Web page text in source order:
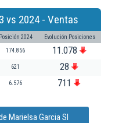
vs 2024 - Ventas
Posición 2024 Evolución Posiciones
174.856 11.078
621 28
6.576 711
Marielsa Garcia Sl